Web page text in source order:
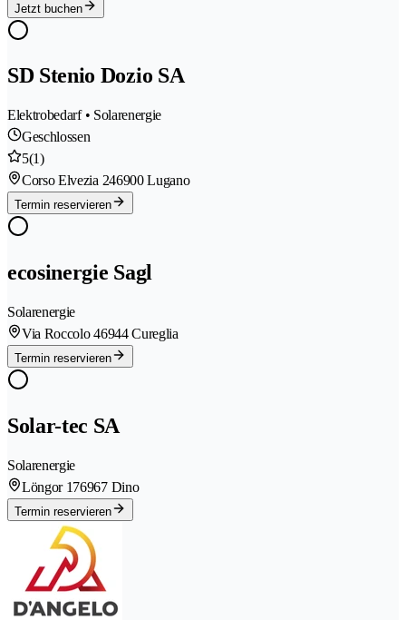
Jetzt buchen
SD Stenio Dozio SA
Elektrobedarf • Solarenergie
Geschlossen
5(1)
Corso Elvezia 246900 Lugano
Termin reservieren
ecosinergie Sagl
Solarenergie
Via Roccolo 46944 Cureglia
Termin reservieren
Solar-tec SA
Solarenergie
Löngor 176967 Dino
Termin reservieren